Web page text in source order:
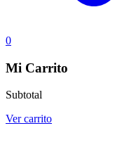
0
Mi Carrito
Subtotal
Ver carrito